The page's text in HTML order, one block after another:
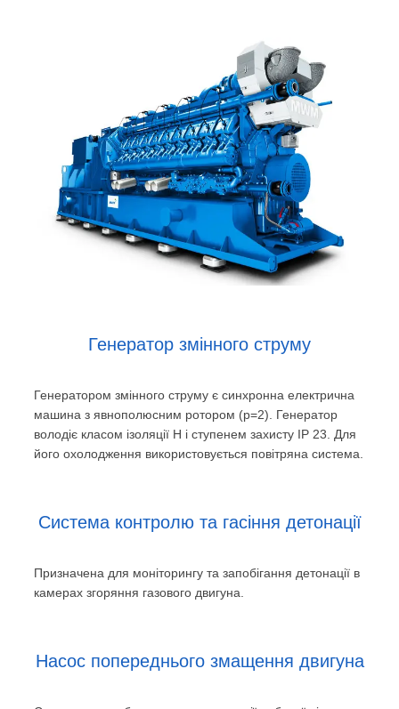
Генератор змінного струму
Генератором змінного струму є синхронна електрична
машина з явнополюсним ротором (p=2). Генератор
володіє класом ізоляції Н і ступенем захисту IP 23. Для
його охолодження використовується повітряна система.
Система контролю та гасіння детонації
Призначена для моніторингу та запобігання детонації в
камерах згоряння газового двигуна.
Насос попереднього змащення двигуна